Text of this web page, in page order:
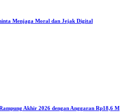
Menjaga Moral dan Jejak Digital
Akhir 2026 dengan Anggaran Rp18,6 M